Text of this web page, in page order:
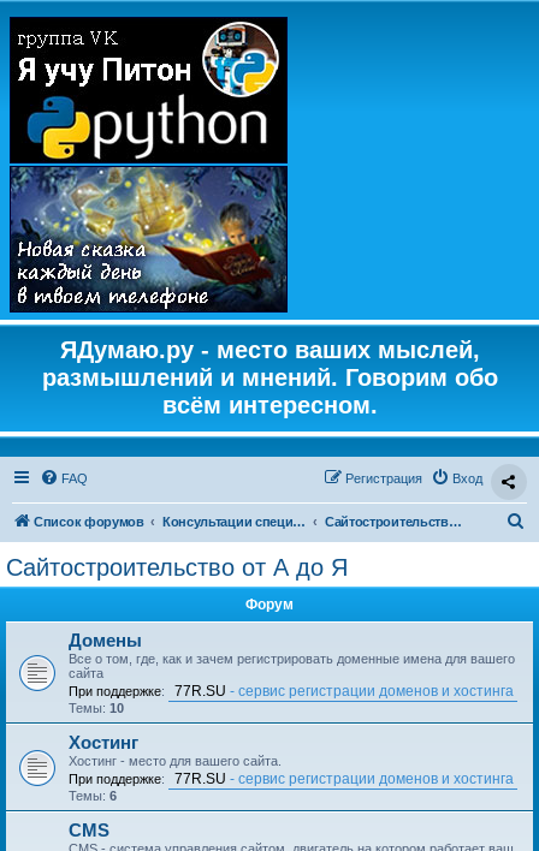
ЯДумаю.ру - место ваших мыслей,
размышлений и мнений. Говорим обо
всём интересном.
FAQ Вход
Регистрация
Список форумов Консультации специалистов Сайтостроительство от А до Я
Сайтостроительство от А до Я
Форум
Домены
Все о том, где, как и зачем регистрировать доменные имена для вашего
сайта
При поддержке: 77R.SU - сервис регистрации доменов и хостинга
Темы: 10
Хостинг
Хостинг - место для вашего сайта.
При поддержке: 77R.SU - сервис регистрации доменов и хостинга
Темы: 6
CMS